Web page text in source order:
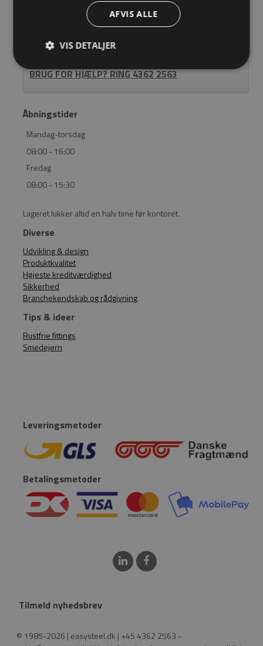
KONTAKT
BRUG FOR HJÆLP? RING 4362 2563
Åbningstider
Mandag-torsdag
08:00 - 16:00
Fredag
08:00 - 15:30
Lageret lukker altid en halv time før kontoret.
Diverse
Udvikling & design
Produktkvalitet
Højeste kreditværdighed
Sikkerhed
Branchekendskab og rådgivning
Tips & ideer
Rustfrie fittings
Smedejern
Leveringsmetoder
Betalingsmetoder
Tilmeld nyhedsbrev
© 1985-2026 | easysteel.dk | +45 4362 2563 -
AFVIS ALLE
VIS DETALJER